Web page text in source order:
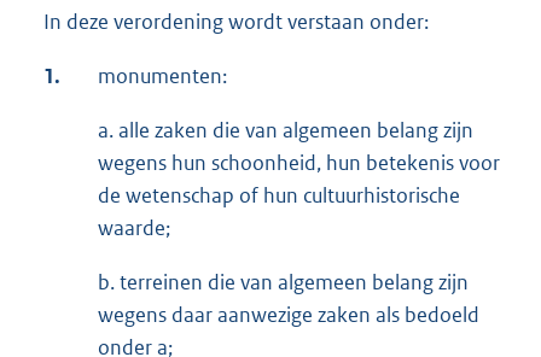
In deze verordening wordt verstaan onder:
1. monumenten:
a. alle zaken die van algemeen belang zijn
wegens hun schoonheid, hun betekenis voor
de wetenschap of hun cultuurhistorische
waarde;
b. terreinen die van algemeen belang zijn
wegens daar aanwezige zaken als bedoeld
onder a;